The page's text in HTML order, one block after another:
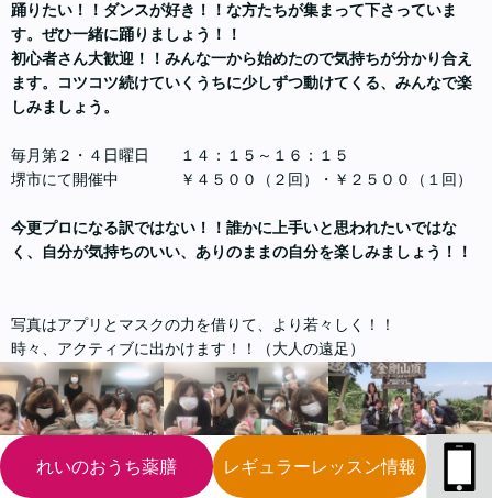
れいのおうち薬膳 レギュラーレッスン情報
踊りたい！！ダンスが好き！！な方たちが集まって下さっていま
す。ぜひ一緒に踊りましょう！！
初心者さん大歓迎！！みんな一から始めたので気持ちが分かり合え
ます。コツコツ続けていくうちに少しずつ動けてくる、みんなで楽
しみましょう。
毎月第２・４日曜日 １４：１５～１６：１５
堺市にて開催中 ￥４５００（２回）・￥２５００（１回）
今更プロになる訳ではない！！誰かに上手いと思われたいではな
く、自分が気持ちのいい、ありのままの自分を楽しみましょう！！
写真はアプリとマスクの力を借りて、より若々しく！！
時々、アクティブに出かけます！！（大人の遠足）